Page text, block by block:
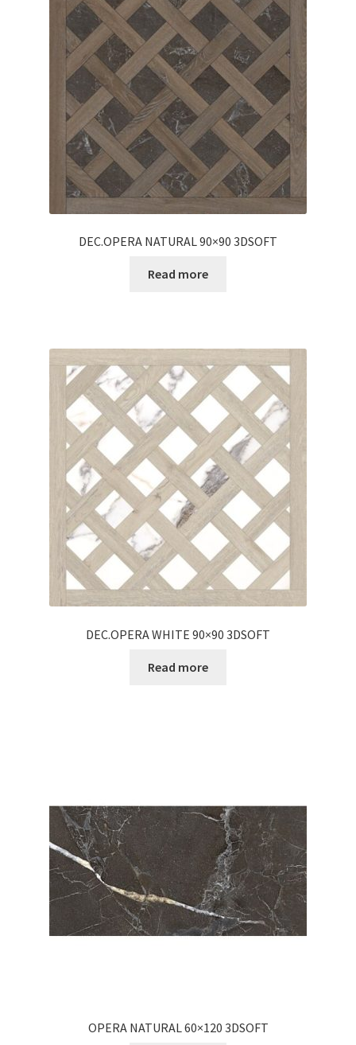
Informatii
Plata si Livrare
Politică de confidențialitate
Politica de cookie
Termeni si conditii
Magazin
DEC.OPERA NATURAL 90×90 3DSOFT
Read more
DEC.OPERA WHITE 90×90 3DSOFT
Read more
OPERA NATURAL 60×120 3DSOFT